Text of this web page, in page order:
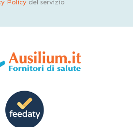
Policy del servizio